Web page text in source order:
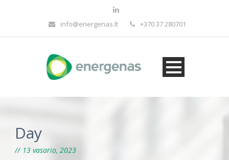
info@energenas.lt +370 37 280701
Day
13 vasario, 2023